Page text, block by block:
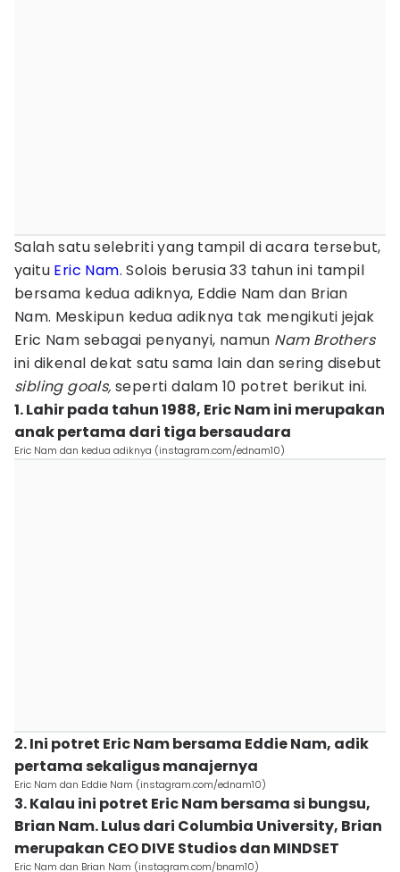
Salah satu selebriti yang tampil di acara tersebut,
yaitu Eric Nam. Solois berusia 33 tahun ini tampil
bersama kedua adiknya, Eddie Nam dan Brian
Nam. Meskipun kedua adiknya tak mengikuti jejak
Eric Nam sebagai penyanyi, namun Nam Brothers
ini dikenal dekat satu sama lain dan sering disebut
sibling goals, seperti dalam 10 potret berikut ini.
1. Lahir pada tahun 1988, Eric Nam ini merupakan
anak pertama dari tiga bersaudara
Eric Nam dan kedua adiknya (instagram.com/ednam10)
2. Ini potret Eric Nam bersama Eddie Nam, adik
pertama sekaligus manajernya
Eric Nam dan Eddie Nam (instagram.com/ednam10)
3. Kalau ini potret Eric Nam bersama si bungsu,
Brian Nam. Lulus dari Columbia University, Brian
merupakan CEO DIVE Studios dan MINDSET
Eric Nam dan Brian Nam (instagram.com/bnam10)